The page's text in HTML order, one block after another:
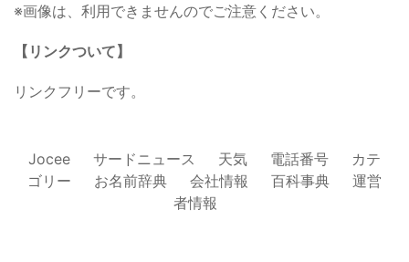
※画像は、利用できませんのでご注意ください。
【リンクついて】
リンクフリーです。
Jocee サードニュース 天気 電話番号
カテ
ゴリー
お名前辞典 会社情報 百科事典
運営
者情報